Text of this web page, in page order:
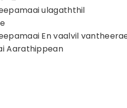
ulagaththil
En vaalvil
Aarathippean